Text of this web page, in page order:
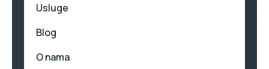
Usluge
Blog
O nama